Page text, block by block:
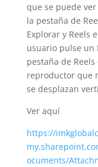
que se puede
la pestaña de
Explorar y Reels
usuario pulse un
pestaña de
reproductor que
se desplazan
Ver aquí
https://
ocuments/